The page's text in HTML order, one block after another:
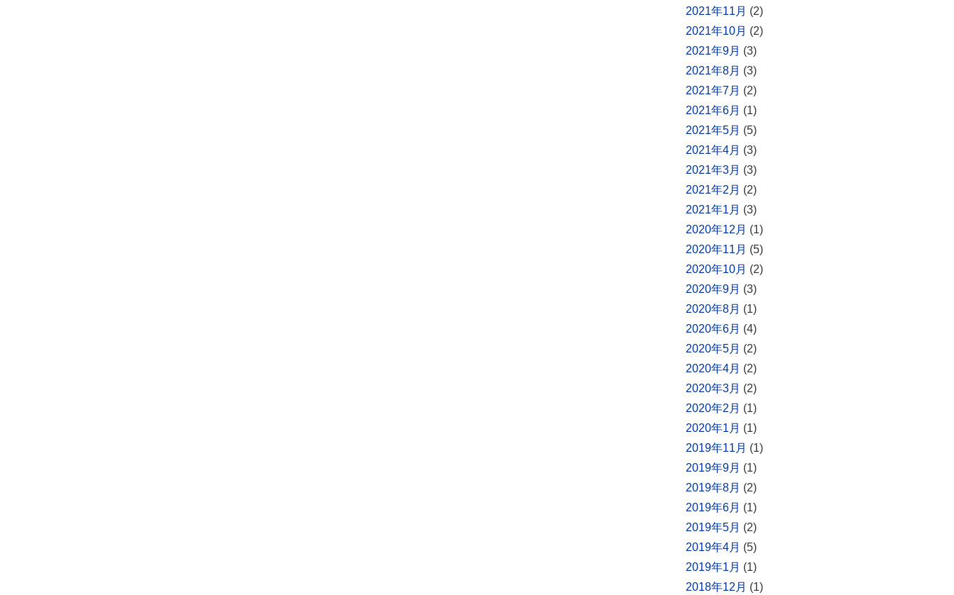
2021年11月 (2)
2021年10月 (2)
2021年9月 (3)
2021年8月 (3)
2021年7月 (2)
2021年6月 (1)
2021年5月 (5)
2021年4月 (3)
2021年3月 (3)
2021年2月 (2)
2021年1月 (3)
2020年12月 (1)
2020年11月 (5)
2020年10月 (2)
2020年9月 (3)
2020年8月 (1)
2020年6月 (4)
2020年5月 (2)
2020年4月 (2)
2020年3月 (2)
2020年2月 (1)
2020年1月 (1)
2019年11月 (1)
2019年9月 (1)
2019年8月 (2)
2019年6月 (1)
2019年5月 (2)
2019年4月 (5)
2019年1月 (1)
2018年12月 (1)